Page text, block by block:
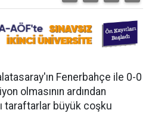
Fenerbahçe ile 0-0
olmasının ardından
taraftarlar büyük coşku